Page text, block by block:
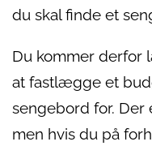
du skal finde et
Du kommer derfor
at fastlægge et
sengebord for. Der
men hvis du på